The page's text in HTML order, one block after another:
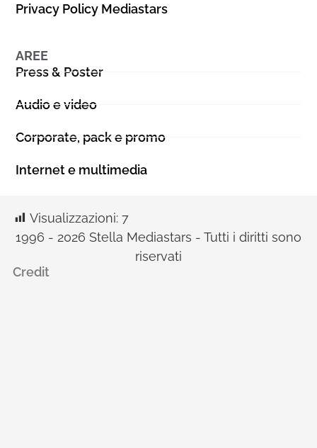
Privacy Policy Mediastars
AREE
Press & Poster
Audio e video
Corporate, pack e promo
Internet e multimedia
Visualizzazioni: 7
1996 - 2026 Stella Mediastars - Tutti i diritti sono
riservati
Credit